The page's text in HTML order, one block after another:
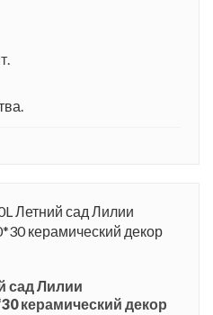
сад Лилии
керамический декор